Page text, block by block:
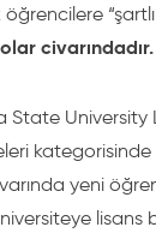
civarındadır.
State University
kategorisinde
yeni
lisans